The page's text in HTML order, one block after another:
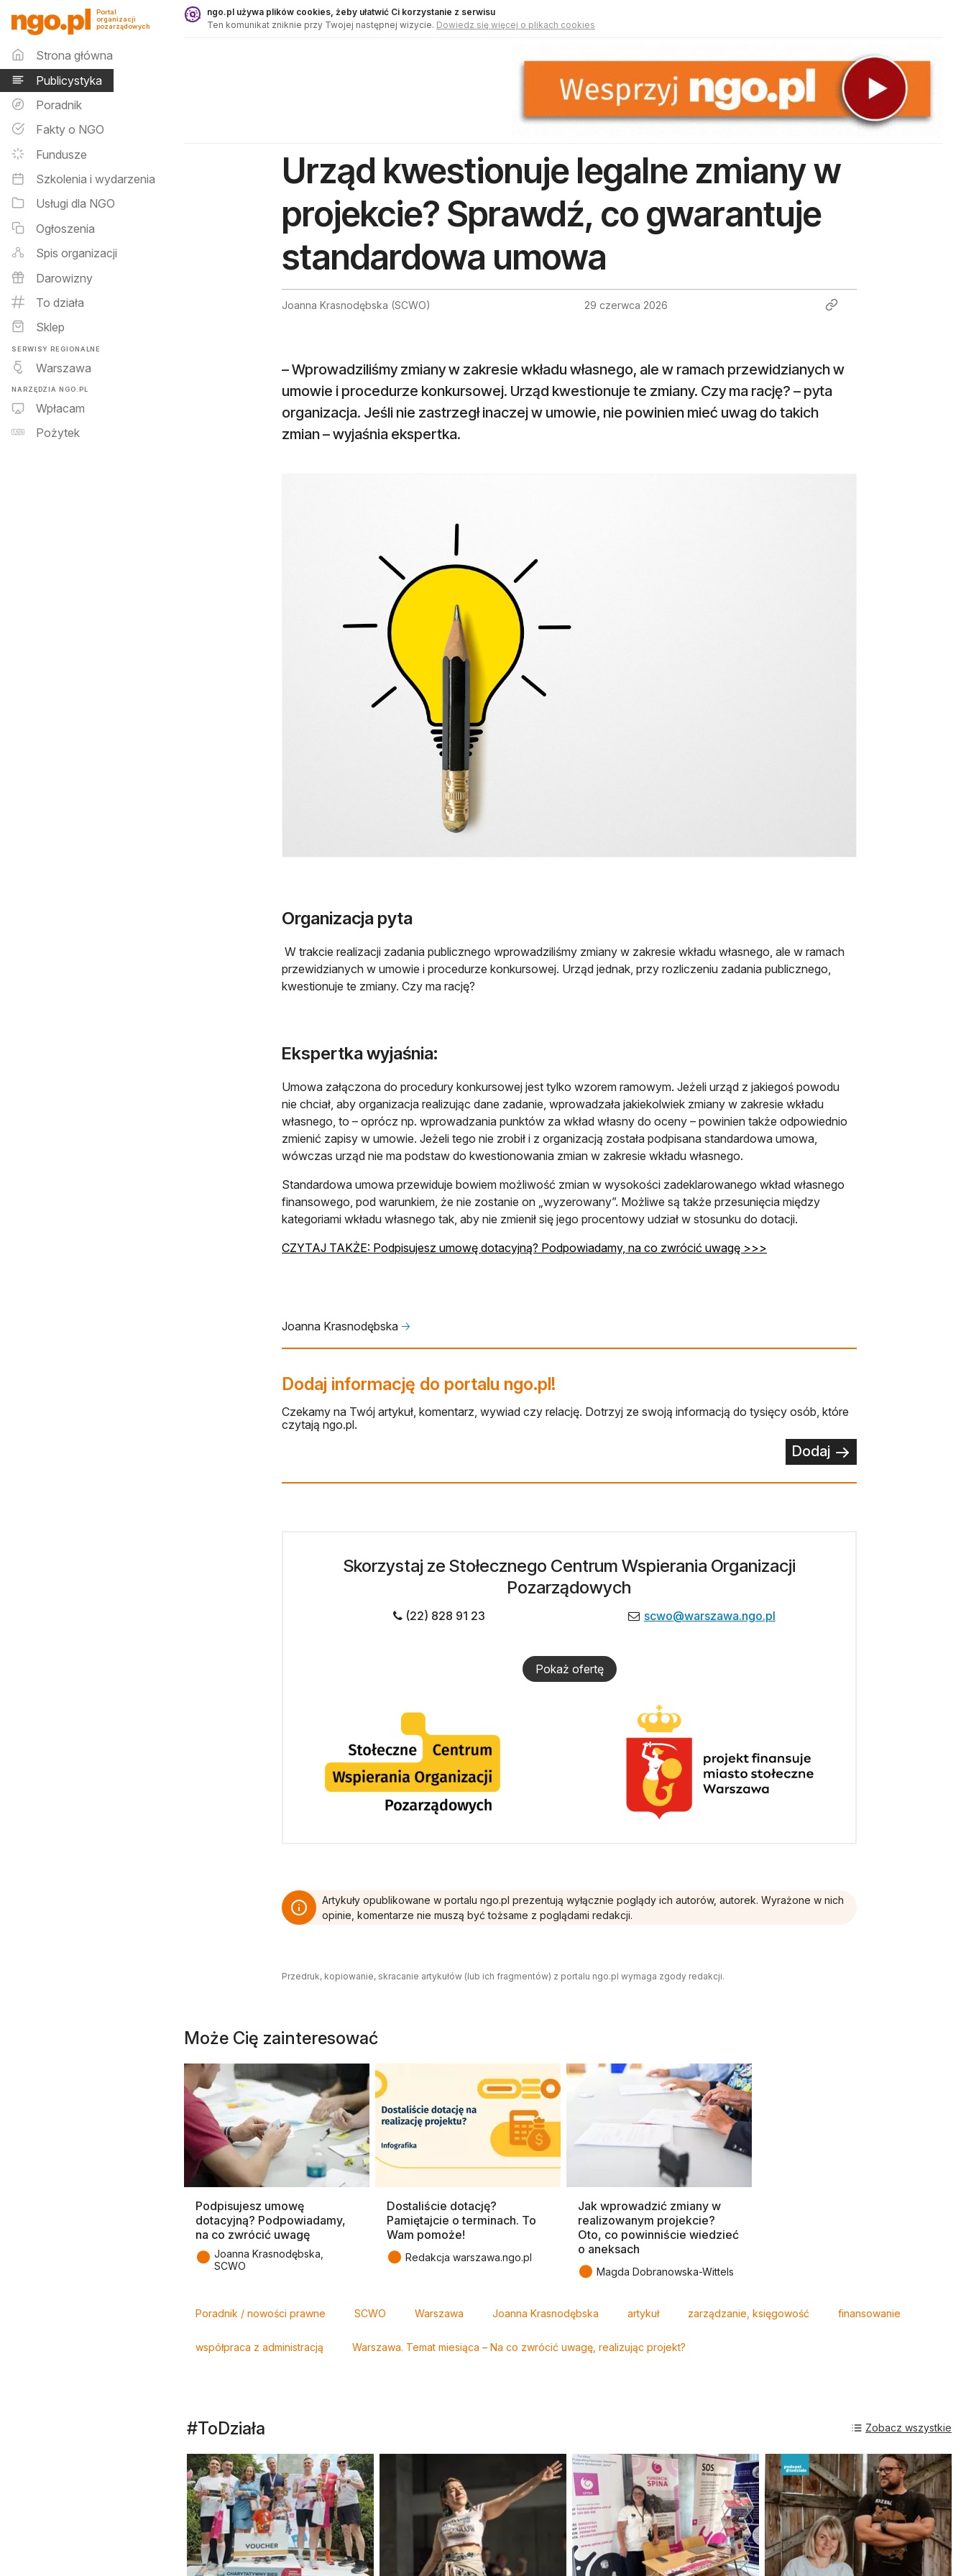
Publicystyka - ngo.pl
Portal
organizacji
pozarządowych
Menu główne
Strona główna
Publicystyka
Poradnik
Fakty o NGO
Fundusze
Szkolenia i wydarzenia
Usługi dla NGO
Ogłoszenia
Spis organizacji
Darowizny
To działa
Sklep
SERWISY REGIONALNE
Warszawa
NARZĘDZIA NGO.PL
Wpłacam
Pożytek
ngo.pl używa plików cookies, żeby ułatwić Ci korzystanie z serwisu
Ten komunikat zniknie przy Twojej następnej wizycie. Dowiedz się więcej o plikach cookies
Urząd kwestionuje legalne zmiany w
projekcie? Sprawdź, co gwarantuje
standardowa umowa
Joanna Krasnodębska (SCWO) 29 czerwca 2026
– Wprowadziliśmy zmiany w zakresie wkładu własnego, ale w ramach przewidzianych w
umowie i procedurze konkursowej. Urząd kwestionuje te zmiany. Czy ma rację? – pyta
organizacja. Jeśli nie zastrzegł inaczej w umowie, nie powinien mieć uwag do takich
zmian – wyjaśnia ekspertka.
Organizacja pyta
W trakcie realizacji zadania publicznego wprowadziliśmy zmiany w zakresie wkładu własnego, ale w ramach
przewidzianych w umowie i procedurze konkursowej. Urząd jednak, przy rozliczeniu zadania publicznego,
kwestionuje te zmiany. Czy ma rację?
Ekspertka wyjaśnia:
Umowa załączona do procedury konkursowej jest tylko wzorem ramowym. Jeżeli urząd z jakiegoś powodu
nie chciał, aby organizacja realizując dane zadanie, wprowadzała jakiekolwiek zmiany w zakresie wkładu
własnego, to – oprócz np. wprowadzania punktów za wkład własny do oceny – powinien także odpowiednio
zmienić zapisy w umowie. Jeżeli tego nie zrobił i z organizacją została podpisana standardowa umowa,
wówczas urząd nie ma podstaw do kwestionowania zmian w zakresie wkładu własnego.
Standardowa umowa przewiduje bowiem możliwość zmian w wysokości zadeklarowanego wkład własnego
finansowego, pod warunkiem, że nie zostanie on „wyzerowany”. Możliwe są także przesunięcia między
kategoriami wkładu własnego tak, aby nie zmienił się jego procentowy udział w stosunku do dotacji.
CZYTAJ TAKŻE: Podpisujesz umowę dotacyjną? Podpowiadamy, na co zwrócić uwagę >>>
Joanna Krasnodębska 🡢
Dodaj informację do portalu ngo.pl!
Czekamy na Twój artykuł, komentarz, wywiad czy relację. Dotrzyj ze swoją informacją do tysięcy osób, które
czytają ngo.pl.
Dodaj
Skorzystaj ze Stołecznego Centrum Wspierania Organizacji
Pozarządowych
(22) 828 91 23 scwo@warszawa.ngo.pl
Pokaż ofertę
Artykuły opublikowane w portalu ngo.pl prezentują wyłącznie poglądy ich autorów, autorek. Wyrażone w nich
opinie, komentarze nie muszą być tożsame z poglądami redakcji.
Przedruk, kopiowanie, skracanie artykułów (lub ich fragmentów) z portalu ngo.pl wymaga zgody redakcji.
Może Cię zainteresować
Podpisujesz umowę
dotacyjną? Podpowiadamy,
na co zwrócić uwagę
● Joanna Krasnodębska,
SCWO
Dostaliście dotację?
Pamiętajcie o terminach. To
Wam pomoże!
● Redakcja warszawa.ngo.pl
Jak wprowadzić zmiany w
realizowanym projekcie?
Oto, co powinniście wiedzieć
o aneksach
● Magda Dobranowska-Wittels
Poradnik / nowości prawne SCWO Warszawa Joanna Krasnodębska artykuł zarządzanie, księgowość finansowanie
współpraca z administracją Warszawa. Temat miesiąca – Na co zwrócić uwagę, realizując projekt?
#ToDziała Zobacz wszystkie